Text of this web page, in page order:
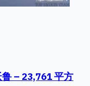
– 23,761 平方